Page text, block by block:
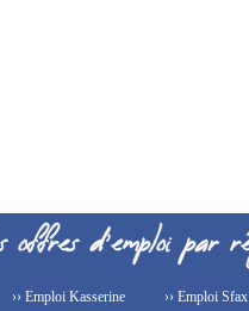
›› Emploi Kasserine
›› Emploi Sfax